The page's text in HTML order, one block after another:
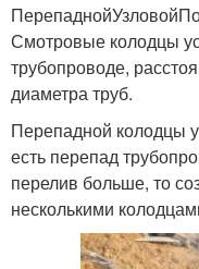
Смотровые колодцы
трубопроводе,
диаметра труб.
Перепадной колодцы
есть перепад
перелив больше, то
несколькими